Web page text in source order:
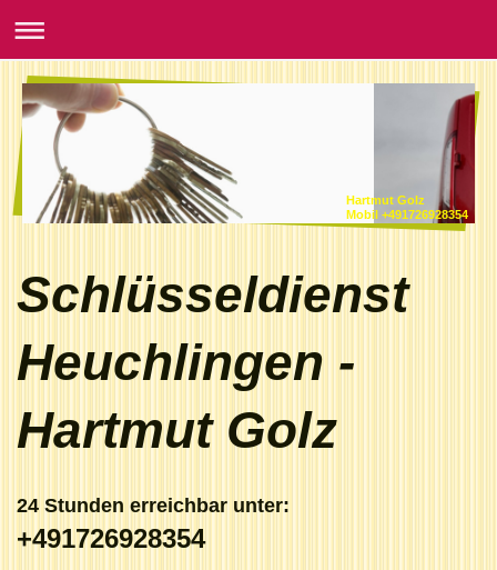
Hartmut Golz
Mobil +491726928354
Schlüsseldienst
Heuchlingen -
Hartmut Golz
24 Stunden erreichbar unter:
+491726928354